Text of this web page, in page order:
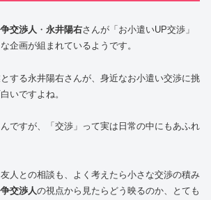
交渉人 ・ 永井陽右さんが「お小遣いUP交渉」
企画が組まれているようです。
する永井陽右さんが、身近なお小遣い交渉に挑
いですよね。
ですが、「交渉」って実は日常の中にもあふれ
人との相談も、よく考えたら小さな交渉の積み
交渉人の視点から見たらどう映るのか、とても